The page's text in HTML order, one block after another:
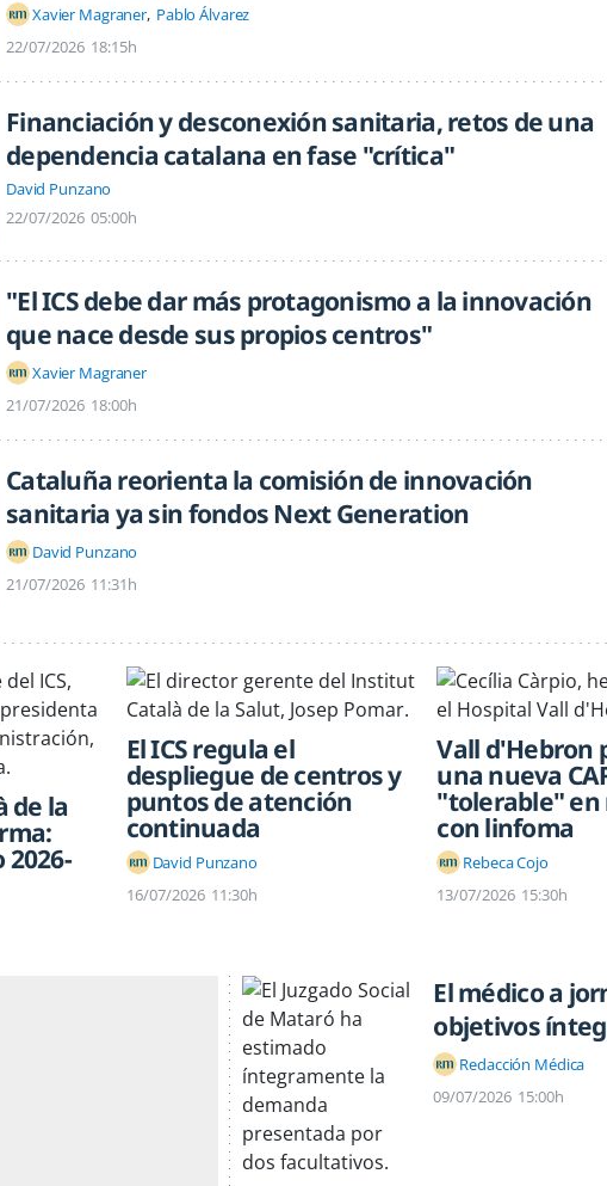
Xavier Magraner Pablo Álvarez
22/07/2026 18:15h
Financiación y desconexión sanitaria, retos de una
dependencia catalana en fase "crítica"
David Punzano
22/07/2026 05:00h
"El ICS debe dar más protagonismo a la innovación
que nace desde sus propios centros"
Xavier Magraner
21/07/2026 18:00h
Cataluña reorienta la comisión de innovación
sanitaria ya sin fondos Next Generation
David Punzano
21/07/2026 11:31h
de la
El ICS regula el
despliegue de centros y
puntos de atención
continuada
David Punzano
16/07/2026 11:30h
Vall d'Hebron
una nueva
"tolerable" en
con linfoma
Rebeca Cojo
13/07/2026 15:30h
El médico a
objetivos
Redacción Médica
09/07/2026 15:00h